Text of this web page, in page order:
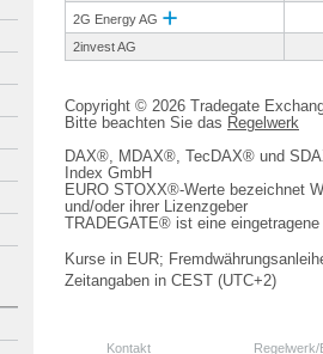
2G Energy AG
2invest AG
Copyright © 2026 Tradegate
Bitte beachten Sie das Regelwerk
DAX®, MDAX®, TecDAX® und
Index GmbH
EURO STOXX®-Werte bezeichnet
und/oder ihrer Lizenzgeber
TRADEGATE® ist eine
Kurse in EUR;
Zeitangaben in CEST (UTC+2)
Kontakt